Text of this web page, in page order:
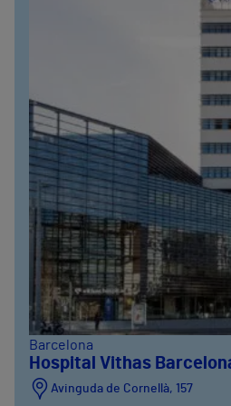
Barcelona
Hospital Vithas
Avinguda de Cornellà, 157